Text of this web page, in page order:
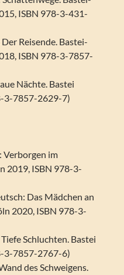
ISBN 978-3-431-
Reisende. Bastei-
ISBN 978-3-7857-
Nächte. Bastei
3-7857-2629-7)
Verborgen im
2019, ISBN 978-3-
Das Mädchen an
2020, ISBN 978-3-
Schluchten. Bastei
3-7857-2767-6)
des Schweigens.